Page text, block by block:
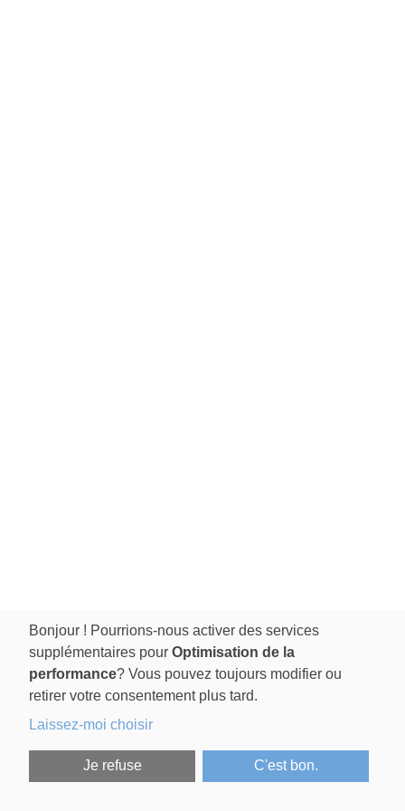
Bonjour ! Pourrions-nous activer des services
supplémentaires pour Optimisation de la
performance? Vous pouvez toujours modifier ou
retirer votre consentement plus tard.
Laissez-moi choisir
Je refuse C'est bon.